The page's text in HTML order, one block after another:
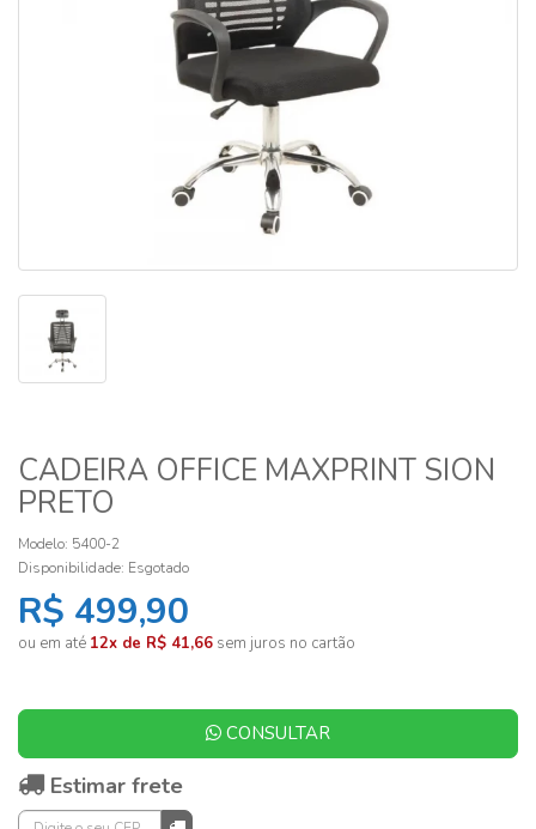
CADEIRA OFFICE MAXPRINT SION
PRETO
Modelo: 5400-2
Disponibilidade: Esgotado
R$ 499,90
ou em até 12x de R$ 41,66 sem juros no cartão
CONSULTAR
Estimar frete